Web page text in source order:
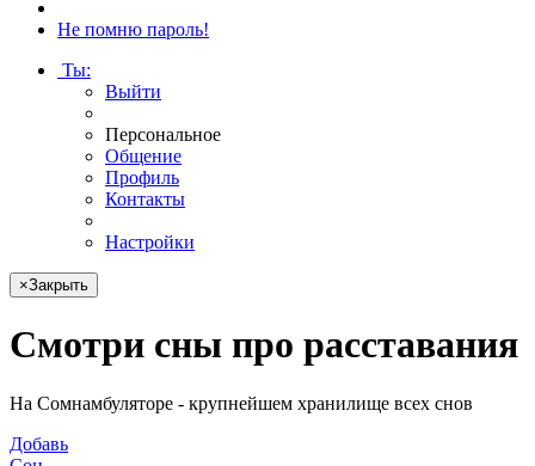
Не помню пароль!
Ты:
Выйти
Персональное
Общение
Профиль
Контакты
Настройки
×Закрыть
Смотри сны про расставания
На Сомнамбуляторе - крупнейшем хранилище всех снов
Добавь